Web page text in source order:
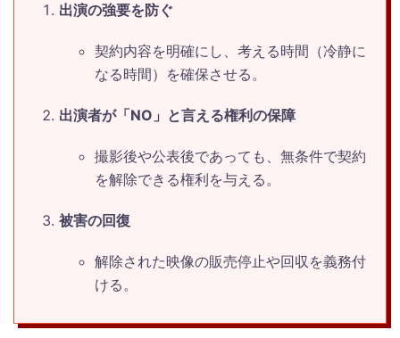
出演の強要を防ぐ
契約内容を明確にし、考える時間（冷静に
なる時間）を確保させる。
出演者が「NO」と言える権利の保障
撮影後や公表後であっても、無条件で契約
を解除できる権利を与える。
被害の回復
解除された映像の販売停止や回収を義務付
ける。